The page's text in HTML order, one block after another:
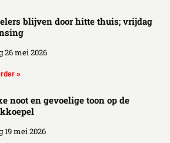
blijven door hitte thuis; vrijdag
26 mei 2026
»
noot en gevoelige toon op de
19 mei 2026